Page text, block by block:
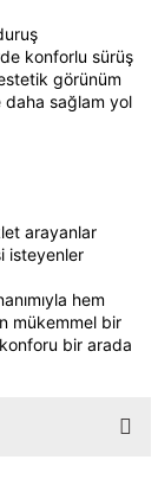
konforlu sürüş
görünüm
daha sağlam yol
arayanlar
isteyenler
hem
mükemmel bir
bir arada